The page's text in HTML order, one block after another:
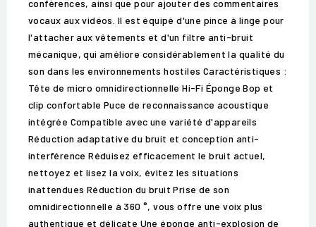
conférences, ainsi que pour ajouter des commentaires
vocaux aux vidéos. Il est équipé d'une pince à linge pour
l'attacher aux vêtements et d'un filtre anti-bruit
mécanique, qui améliore considérablement la qualité du
son dans les environnements hostiles Caractéristiques :
Tête de micro omnidirectionnelle Hi-Fi Éponge Bop et
clip confortable Puce de reconnaissance acoustique
intégrée Compatible avec une variété d'appareils
Réduction adaptative du bruit et conception anti-
interférence Réduisez efficacement le bruit actuel,
nettoyez et lisez la voix, évitez les situations
inattendues Réduction du bruit Prise de son
omnidirectionnelle à 360 °, vous offre une voix plus
authentique et délicate Une éponge anti-explosion de